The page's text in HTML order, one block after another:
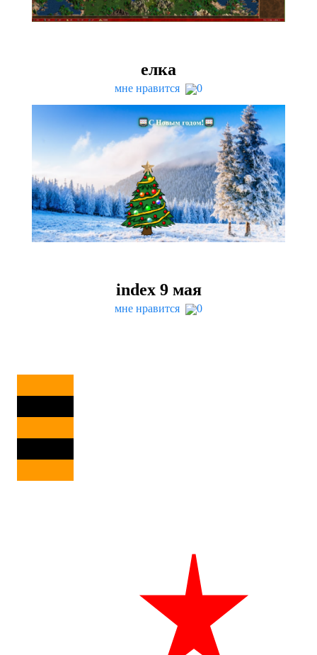
елка
мне нравится 0
index 9мая
мне нравится 0